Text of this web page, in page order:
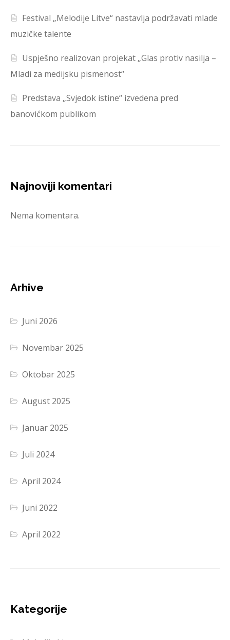
Festival „Melodije Litve“ nastavlja podržavati mlade
muzičke talente
Uspješno realizovan projekat „Glas protiv nasilja –
Mladi za medijsku pismenost“
Predstava „Svjedok istine“ izvedena pred
banovićkom publikom
Najnoviji komentari
Nema komentara.
Arhive
Juni 2026
Novembar 2025
Oktobar 2025
August 2025
Januar 2025
Juli 2024
April 2024
Juni 2022
April 2022
Kategorije